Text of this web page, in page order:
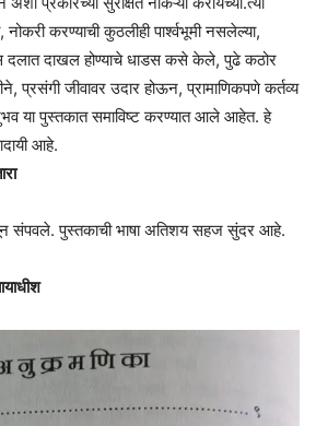
करण्याची कुठलीही पार्श्वभूमी नसलेल्या,
दलात दाखल होण्याचे धाडस कसे केले, पुढे कठोर
प्रसंगी जीवावर उदार होऊन, प्रामाणिकपणे कर्तव्य
या पुस्तकात समाविष्ट करण्यात आले आहेत. हे
आहे.
संपवले. पुस्तकाची भाषा अतिशय सहज सुंदर आहे.